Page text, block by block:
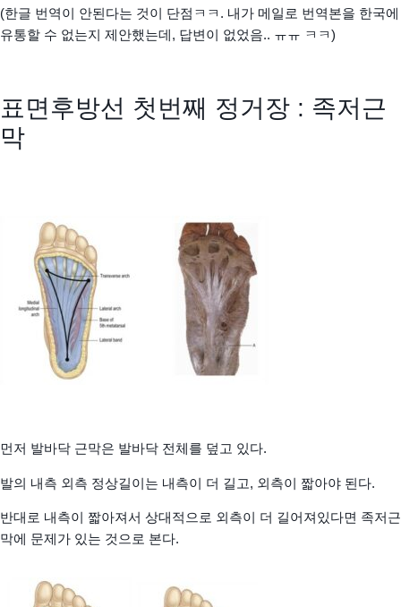
(한글 번역이 안된다는 것이 단점ㅋㅋ. 내가 메일로 번역본을 한국에
유통할 수 없는지 제안했는데, 답변이 없었음.. ㅠㅠ ㅋㅋ)
표면후방선 첫번째 정거장 : 족저근
막
먼저 발바닥 근막은 발바닥 전체를 덮고 있다.
발의 내측 외측 정상길이는 내측이 더 길고, 외측이 짧아야 된다.
반대로 내측이 짧아져서 상대적으로 외측이 더 길어져있다면 족저근
막에 문제가 있는 것으로 본다.